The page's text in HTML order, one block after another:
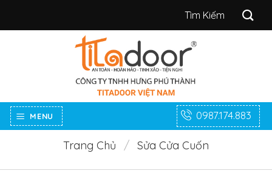
Tìm
MENU 0987.174.883
Trang Chủ / Sửa Cửa Cuốn